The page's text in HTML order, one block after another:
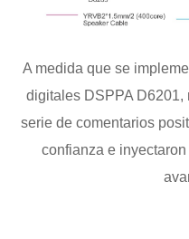
A medida que se
digitales DSPPA D6201,
serie de comentarios
confianza e